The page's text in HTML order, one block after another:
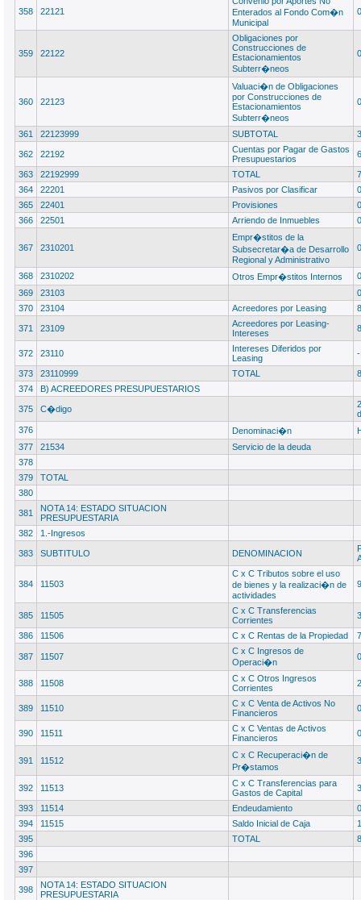
358 22121
Enterados al Fondo Com�n
Municipal
0
359 22122
Obligaciones por
Construcciones de
Estacionamientos
Subterr�neos
0
360 22123
Valuaci�n de Obligaciones
por Construcciones de
Estacionamientos
Subterr�neos
0
361 22123999 SUBTOTAL
362 22192
Cuentas por Pagar de Gastos
Presupuestarios
363 22192999 TOTAL
364
22201 Pasivos por Clasificar
0
365
22401 Provisiones
0
366
22501 Arriendo de Inmuebles 0
367 2310201
Empr�stitos de la
Subsecretar�a de Desarrollo
Regional y Administrativo
0
368 2310202 Otros Empr�stitos Internos
0
369
23103
0
370
23104 Acreedores por Leasing
371 23109
Acreedores por Leasing-
Intereses
372 23110
Intereses Diferidos por
Leasing
373 23110999 TOTAL
374
B) ACREEDORES PRESUPUESTARIOS
375 C�digo
376
Denominaci�n
377
21534
Servicio de la deuda
378
379
TOTAL
380
381
NOTA 14: ESTADO SITUACION
PRESUPUESTARIA
382
1.-Ingresos
383 SUBTITULO DENOMINACION
384 11503
C x C Tributos sobre el uso
de bienes y la realizaci�n de
actividades
385 11505
C x C Transferencias
Corrientes
386 11506 C x C Rentas de la Propiedad
387 11507
C x C Ingresos de
Operaci�n
0
388 11508
C x C Otros Ingresos
Corrientes
389 11510
C x C Venta de Activos No
Financieros
0
390 11511
C x C Ventas de Activos
Financieros
0
391 11512
C x C Recuperaci�n de
Pr�stamos
392 11513
C x C Transferencias para
Gastos de Capital
393 11514 Endeudamiento
0
394
11515 Saldo Inicial de Caja
395
TOTAL
396
397
398
NOTA 14: ESTADO SITUACION
PRESUPUESTARIA